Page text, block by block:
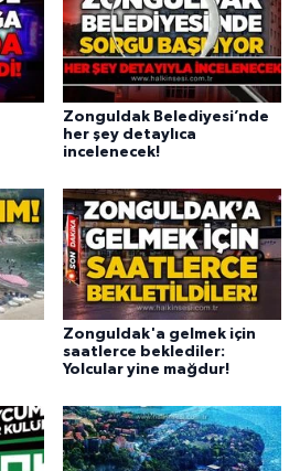
Zonguldak Belediyesi’nde
her şey detaylıca
incelenecek!
Zonguldak'a gelmek için
saatlerce beklediler:
Yolcular yine mağdur!